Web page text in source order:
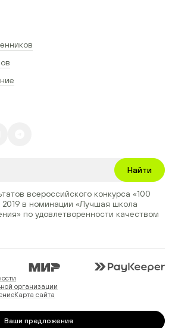
Найти
всероссийского конкурса «100
в номинации «Лучшая школа
по удовлетворенности качеством
организации
Карта сайта
Ваши предложения